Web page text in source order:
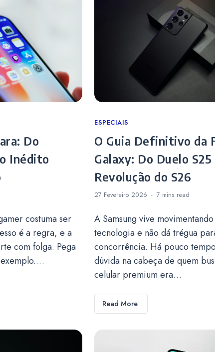
Do
Inédito
costuma ser
é a regra, e a
com folga. Pega
Categories
ESPECIAIS
O Guia Definitivo da
Galaxy: Do Duelo S25
Revolução do S26
27 Fevereiro 2026 7 mins read
A Samsung vive
tecnologia e não dá trégua
concorrência. Há pouco
dúvida na cabeça de quem
celular premium era…
Read More